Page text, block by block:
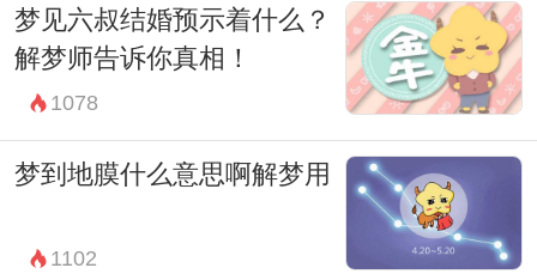
释，而是强调梦境的整体氛围和梦者的个人
经历背景。因此，理解梦境背后的真正含义
需要综合考虑梦者的情感状态、日常生活的
压力以及梦境中具体的符号。
总结来说，梦见咳痰吐血可能是梦者潜意识
中对于自身健康或者情绪状态的一种反映。
梦见六叔结婚预示着什么？
解梦师告诉你真相！
1078
梦到地膜什么意思啊解梦用
1102